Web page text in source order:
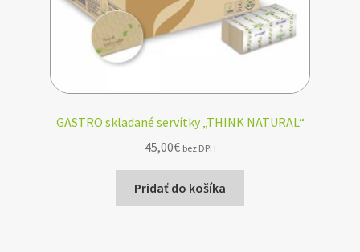
GASTRO skladané servítky „THINK NATURAL“
45,00€ bez DPH
Pridať do košíka